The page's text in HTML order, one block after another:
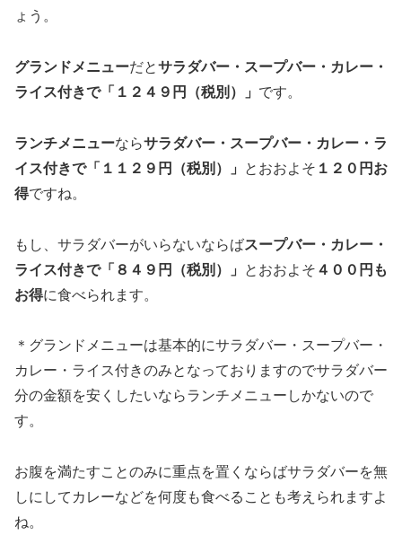
ょう。
グランドメニューだとサラダバー・スープバー・カレー・
ライス付きで「１２４９円（税別）」 です。
ランチメニューならサラダバー・スープバー・カレー・ラ
イス付きで「１１２９円（税別）」
とおおよそ １２０円お
得ですね。
もし、サラダバーがいらないならばスープバー・カレー・
ライス付きで「８４９円（税別）」
とおおよそ ４００円も
お得に食べられます。
＊グランドメニューは基本的にサラダバー・スープバー・
カレー・ライス付きのみとなっておりますのでサラダバー
分の金額を安くしたいならランチメニューしかないので
す。
お腹を満たすことのみに重点を置くならばサラダバーを無
しにしてカレーなどを何度も食べることも考えられますよ
ね。